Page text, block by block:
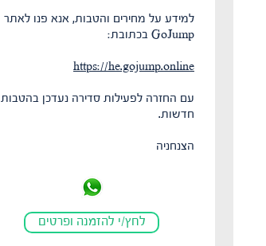
למידע על מחירים והטבות, אנא פנו לאתר
GoJump בכתובת:
https://he.gojump.online
עם החזרה לפעילות סדירה נעדכן בהטבות
חדשות.
הצנחניה
לחץ/י להזמנה ופרטים